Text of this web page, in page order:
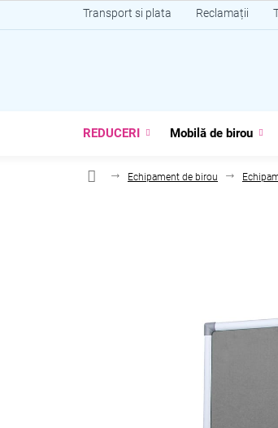
la
Transport si plata Reclamații
REDUCERI Mobilă de birou
Echipament de birou